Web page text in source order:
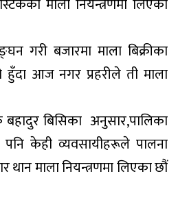
माला नियन्त्रणमा लिएको
गरी बजारमा माला बिक्रीका
हुँदा आज नगर प्रहरीले ती माला
बहादुर बिसिका अनुसार,पालिका
पनि केही व्यवसायीहरूले पालना
माला नियन्त्रणमा लिएका छौं